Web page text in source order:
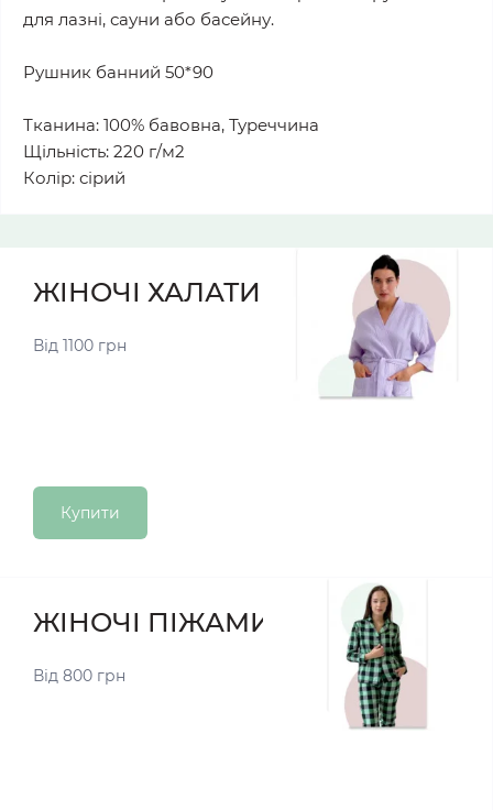
для лазні, сауни або басейну.
Рушник банний 50*90
Тканина: 100% бавовна, Туреччина
Щільність: 220 г/м2
Колір: сірий
ЖІНОЧІ ХАЛАТИ
Від 1100 грн
Купити
ЖІНОЧІ ПІЖАМИ
Від 800 грн